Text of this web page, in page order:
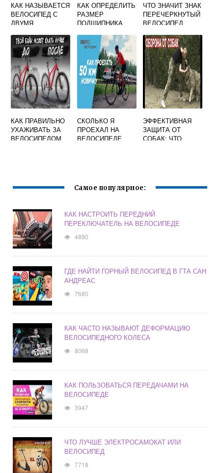
КАК НАЗЫВАЕТСЯ
ВЕЛОСИПЕД С
ДВУМЯ
КАК ОПРЕДЕЛИТЬ
РАЗМЕР
ПОДШИПНИКА
ВЕЛОСИПЕДА
ЧТО ЗНАЧИТ ЗНАК
ПЕРЕЧЕРКНУТЫЙ
ВЕЛОСИПЕД
КАК ПРАВИЛЬНО
УХАЖИВАТЬ ЗА
ВЕЛОСИПЕДОМ
СКОЛЬКО Я
ПРОЕХАЛ НА
ВЕЛОСИПЕДЕ
ЭФФЕКТИВНАЯ
ЗАЩИТА ОТ
СОБАК: ЧТО
Самое популярное:
КАК НАСТРОИТЬ ПЕРЕДНИЙ
ПЕРЕКЛЮЧАТЕЛЬ НА ВЕЛОСИПЕДЕ
4890
ГДЕ НАЙТИ ГОРНЫЙ ВЕЛОСИПЕД В ГТА САН
АНДРЕАС
7680
КАК ЧАСТО НАЗЫВАЮТ ДЕФОРМАЦИЮ
ВЕЛОСИПЕДНОГО КОЛЕСА
8068
КАК ПОЛЬЗОВАТЬСЯ ПЕРЕДАЧАМИ НА
ВЕЛОСИПЕДЕ
3947
ЧТО ЛУЧШЕ ЭЛЕКТРОСАМОКАТ ИЛИ
ВЕЛОСИПЕД
7718